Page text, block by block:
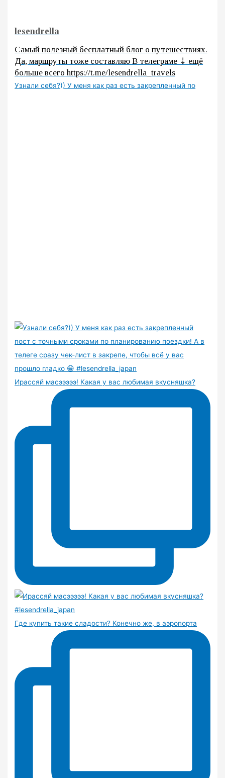
lesendrella
Самый полезный бесплатный блог о путешествиях.
Да, маршруты тоже составляю В телеграме ⇣ ещё
больше всего https://t.me/lesendrella_travels
Узнали себя?)) У меня как раз есть закрепленный по
Ирассяй масэээээ! Какая у вас любимая вкусняшка?
Где купить такие сладости? Конечно же, в аэропорта